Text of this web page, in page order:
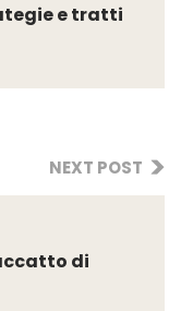
e tratti
NEXT POST
di